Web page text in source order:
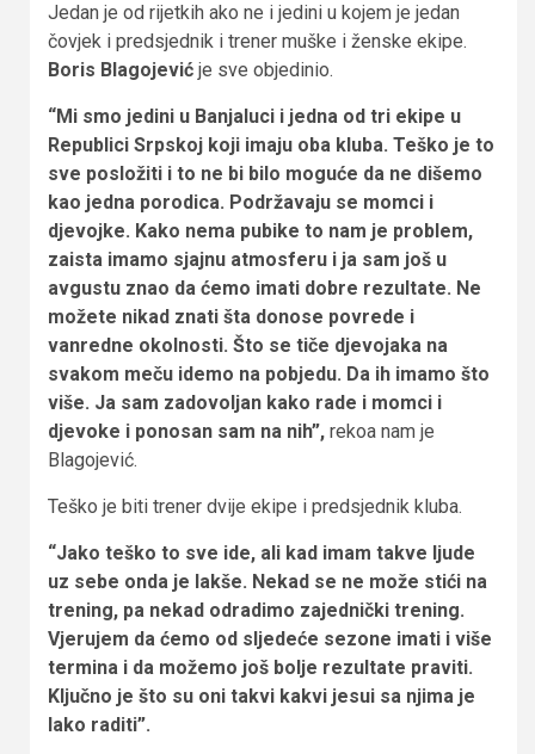
Jedan je od rijetkih ako ne i jedini u kojem je jedan
čovjek i predsjednik i trener muške i ženske ekipe.
Boris Blagojević je sve objedinio.
“Mi smo jedini u Banjaluci i jedna od tri ekipe u
Republici Srpskoj koji imaju oba kluba. Teško je to
sve posložiti i to ne bi bilo moguće da ne dišemo
kao jedna porodica. Podržavaju se momci i
djevojke. Kako nema pubike to nam je problem,
zaista imamo sjajnu atmosferu i ja sam još u
avgustu znao da ćemo imati dobre rezultate. Ne
možete nikad znati šta donose povrede i
vanredne okolnosti. Što se tiče djevojaka na
svakom meču idemo na pobjedu. Da ih imamo što
više. Ja sam zadovoljan kako rade i momci i
djevoke i ponosan sam na nih”, rekoa nam je
Blagojević.
Teško je biti trener dvije ekipe i predsjednik kluba.
“Jako teško to sve ide, ali kad imam takve ljude
uz sebe onda je lakše. Nekad se ne može stići na
trening, pa nekad odradimo zajednički trening.
Vjerujem da ćemo od sljedeće sezone imati i više
termina i da možemo još bolje rezultate praviti.
Ključno je što su oni takvi kakvi jesui sa njima je
lako raditi”.